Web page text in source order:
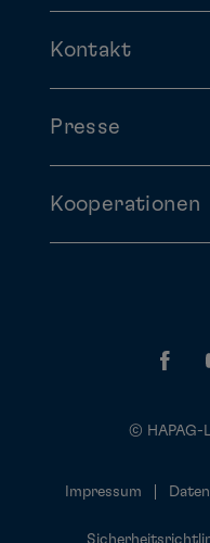
Kontakt
Presse
Kooperationen
© HAPAG-
Impressum